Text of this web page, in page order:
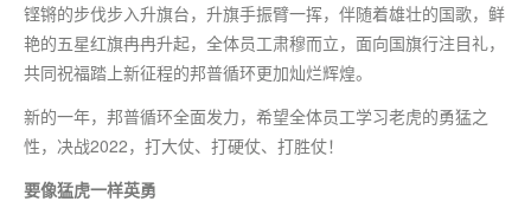
铿锵的步伐步入升旗台，升旗手振臂一挥，伴随着雄壮的国歌，鲜
艳的五星红旗冉冉升起，全体员工肃穆而立，面向国旗行注目礼，
共同祝福踏上新征程的邦普循环更加灿烂辉煌。
新的一年，邦普循环全面发力，希望全体员工学习老虎的勇猛之
性，决战2022，打大仗、打硬仗、打胜仗！
要像猛虎一样英勇